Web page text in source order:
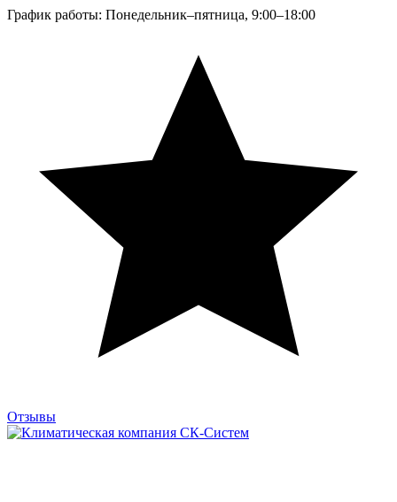
График работы: Понедельник–пятница, 9:00–18:00
Отзывы